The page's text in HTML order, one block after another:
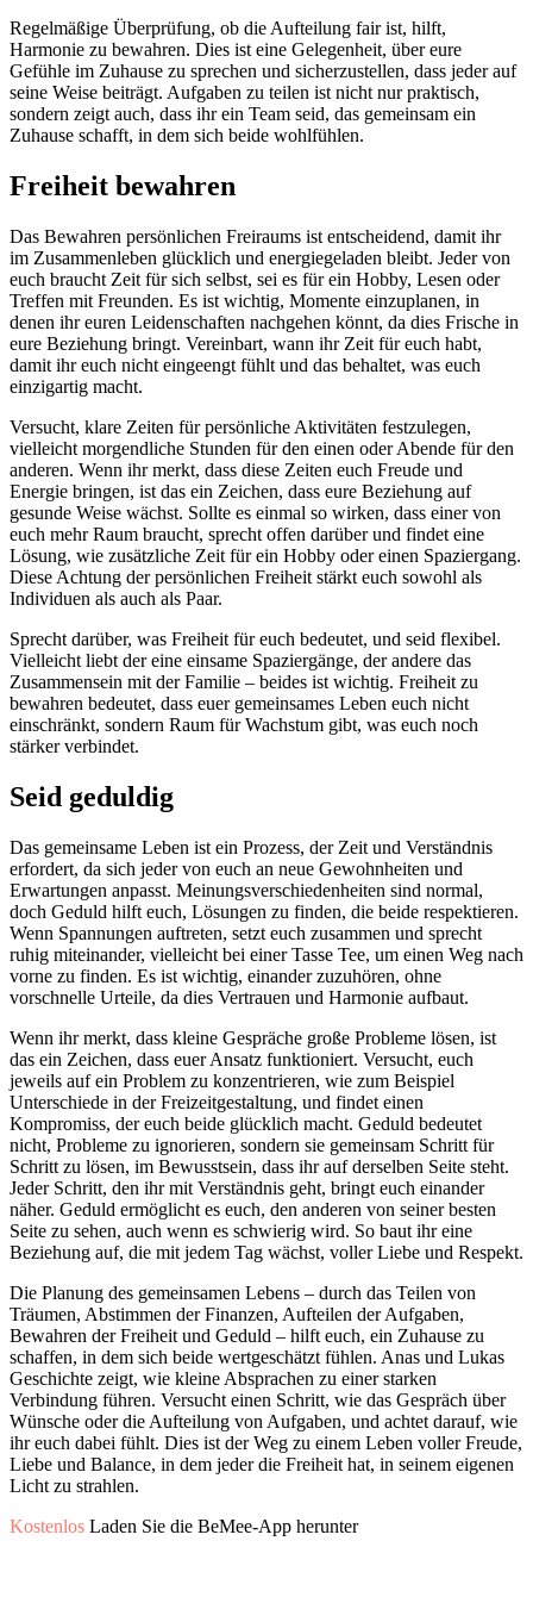
Regelmäßige Überprüfung, ob die Aufteilung fair ist, hilft,
Harmonie zu bewahren. Dies ist eine Gelegenheit, über eure
Gefühle im Zuhause zu sprechen und sicherzustellen, dass jeder auf
seine Weise beiträgt. Aufgaben zu teilen ist nicht nur praktisch,
sondern zeigt auch, dass ihr ein Team seid, das gemeinsam ein
Zuhause schafft, in dem sich beide wohlfühlen.
Freiheit bewahren
Das Bewahren persönlichen Freiraums ist entscheidend, damit ihr
im Zusammenleben glücklich und energiegeladen bleibt. Jeder von
euch braucht Zeit für sich selbst, sei es für ein Hobby, Lesen oder
Treffen mit Freunden. Es ist wichtig, Momente einzuplanen, in
denen ihr euren Leidenschaften nachgehen könnt, da dies Frische in
eure Beziehung bringt. Vereinbart, wann ihr Zeit für euch habt,
damit ihr euch nicht eingeengt fühlt und das behaltet, was euch
einzigartig macht.
Versucht, klare Zeiten für persönliche Aktivitäten festzulegen,
vielleicht morgendliche Stunden für den einen oder Abende für den
anderen. Wenn ihr merkt, dass diese Zeiten euch Freude und
Energie bringen, ist das ein Zeichen, dass eure Beziehung auf
gesunde Weise wächst. Sollte es einmal so wirken, dass einer von
euch mehr Raum braucht, sprecht offen darüber und findet eine
Lösung, wie zusätzliche Zeit für ein Hobby oder einen Spaziergang.
Diese Achtung der persönlichen Freiheit stärkt euch sowohl als
Individuen als auch als Paar.
Sprecht darüber, was Freiheit für euch bedeutet, und seid flexibel.
Vielleicht liebt der eine einsame Spaziergänge, der andere das
Zusammensein mit der Familie – beides ist wichtig. Freiheit zu
bewahren bedeutet, dass euer gemeinsames Leben euch nicht
einschränkt, sondern Raum für Wachstum gibt, was euch noch
stärker verbindet.
Seid geduldig
Das gemeinsame Leben ist ein Prozess, der Zeit und Verständnis
erfordert, da sich jeder von euch an neue Gewohnheiten und
Erwartungen anpasst. Meinungsverschiedenheiten sind normal,
doch Geduld hilft euch, Lösungen zu finden, die beide respektieren.
Wenn Spannungen auftreten, setzt euch zusammen und sprecht
ruhig miteinander, vielleicht bei einer Tasse Tee, um einen Weg nach
vorne zu finden. Es ist wichtig, einander zuzuhören, ohne
vorschnelle Urteile, da dies Vertrauen und Harmonie aufbaut.
Wenn ihr merkt, dass kleine Gespräche große Probleme lösen, ist
das ein Zeichen, dass euer Ansatz funktioniert. Versucht, euch
jeweils auf ein Problem zu konzentrieren, wie zum Beispiel
Unterschiede in der Freizeitgestaltung, und findet einen
Kompromiss, der euch beide glücklich macht. Geduld bedeutet
nicht, Probleme zu ignorieren, sondern sie gemeinsam Schritt für
Schritt zu lösen, im Bewusstsein, dass ihr auf derselben Seite steht.
Jeder Schritt, den ihr mit Verständnis geht, bringt euch einander
näher. Geduld ermöglicht es euch, den anderen von seiner besten
Seite zu sehen, auch wenn es schwierig wird. So baut ihr eine
Beziehung auf, die mit jedem Tag wächst, voller Liebe und Respekt.
Die Planung des gemeinsamen Lebens – durch das Teilen von
Träumen, Abstimmen der Finanzen, Aufteilen der Aufgaben,
Bewahren der Freiheit und Geduld – hilft euch, ein Zuhause zu
schaffen, in dem sich beide wertgeschätzt fühlen. Anas und Lukas
Geschichte zeigt, wie kleine Absprachen zu einer starken
Verbindung führen. Versucht einen Schritt, wie das Gespräch über
Wünsche oder die Aufteilung von Aufgaben, und achtet darauf, wie
ihr euch dabei fühlt. Dies ist der Weg zu einem Leben voller Freude,
Liebe und Balance, in dem jeder die Freiheit hat, in seinem eigenen
Licht zu strahlen.
Kostenlos Laden Sie die BeMee-App herunter